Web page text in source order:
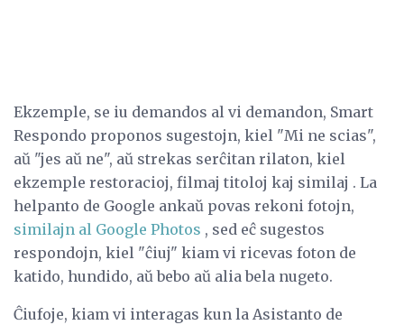
Ekzemple, se iu demandos al vi demandon, Smart
Respondo proponos sugestojn, kiel "Mi ne scias",
aŭ "jes aŭ ne", aŭ strekas serĉitan rilaton, kiel
ekzemple restoracioj, filmaj titoloj kaj similaj . La
helpanto de Google ankaŭ povas rekoni fotojn,
similajn al Google Photos , sed eĉ sugestos
respondojn, kiel "ĉiuj" kiam vi ricevas foton de
katido, hundido, aŭ bebo aŭ alia bela nugeto.
Ĉiufoje, kiam vi interagas kun la Asistanto de